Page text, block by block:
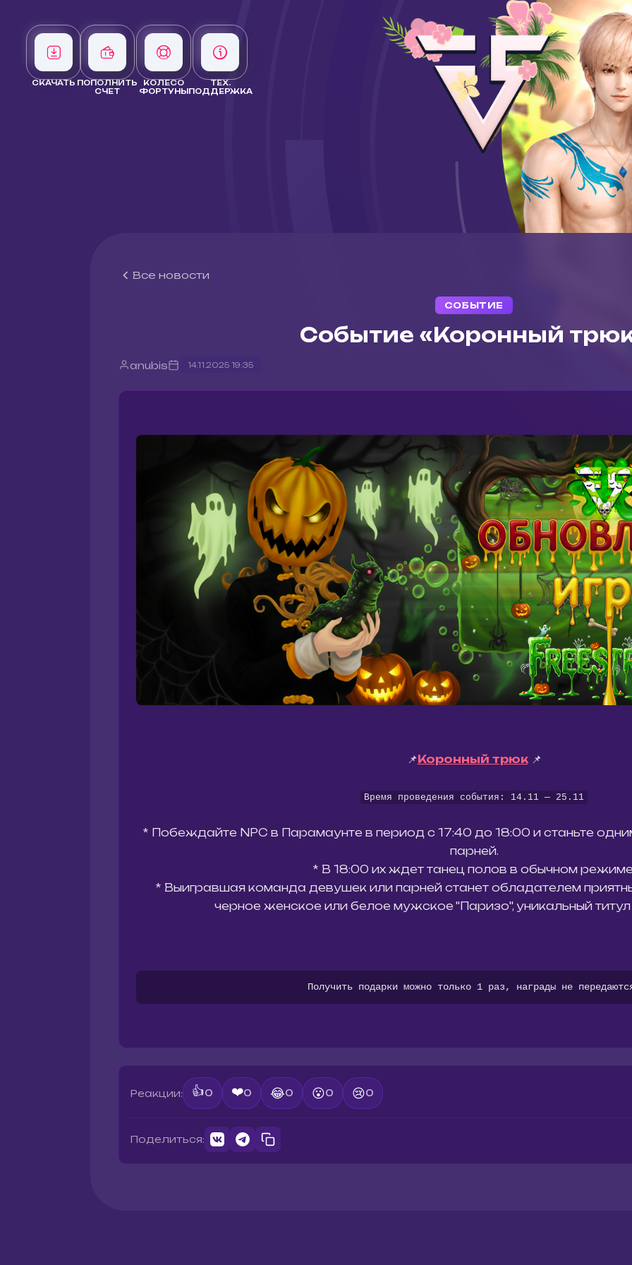
СКАЧАТЬ ПОПОЛНИТЬ
СЧЕТ
КОЛЕСО
ФОРТУНЫ
ТЕХ.
ПОДДЕРЖКА
Все новости
СОБЫТИЕ
Событие «Коронный
anubis 14.11.2025 19:35
📌 Коронный трюк📌
Время проведения события: 14.11 — 25.11
* Побеждайте NPC в Парамаунте в период с 17:40 до 18:00 и станьте
парней.
* В 18:00 их ждет танец полов в обычном
* Выигравшая команда девушек или парней станет обладателем
черное женское или белое мужское "Паризо", уникальный титул
Получить подарки можно только 1 раз, награды не
Реакции: 👍0 ❤️0 😂0 😮0 😢0
Поделиться: